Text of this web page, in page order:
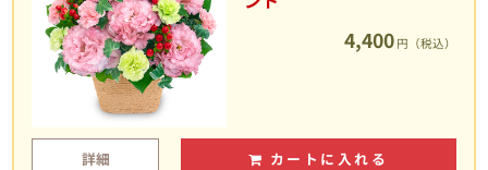
4,400 円（税込）
詳細 カートに入れる